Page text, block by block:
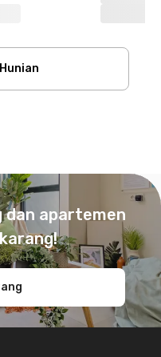
dan apartemen